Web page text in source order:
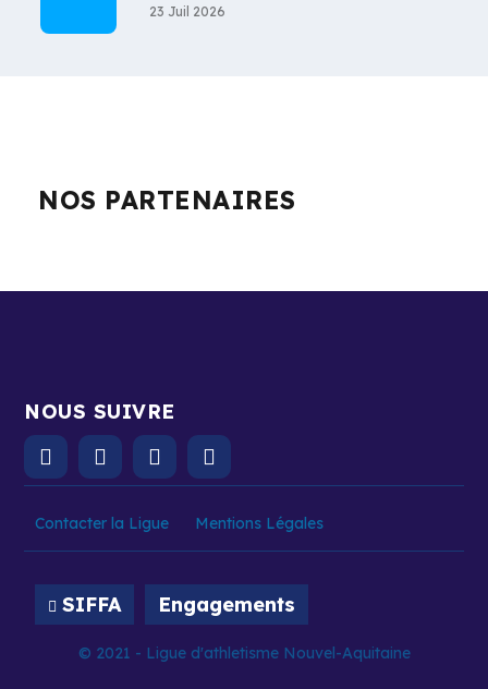
23 Juil 2026
NOS PARTENAIRES
NOUS SUIVRE
Contacter la Ligue Mentions Légales
SIFFA Engagements
© 2021 - Ligue d'athletisme Nouvel-Aquitaine